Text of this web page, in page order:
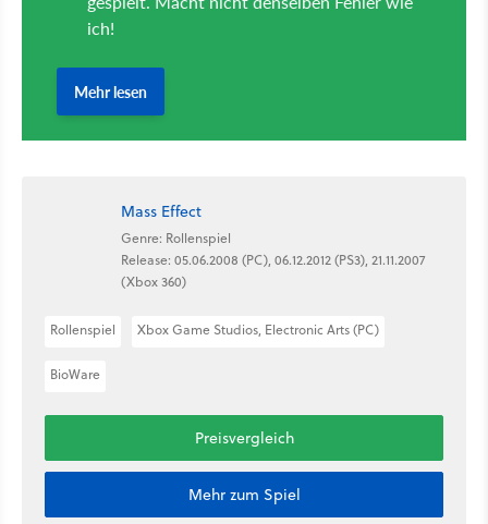
Mass Effect
Genre: Rollenspiel
Release: 05.06.2008 (PC), 06.12.2012 (PS3), 21.11.2007
(Xbox 360)
Rollenspiel Xbox Game Studios, Electronic Arts (PC)
BioWare
Preisvergleich
Mehr zum Spiel